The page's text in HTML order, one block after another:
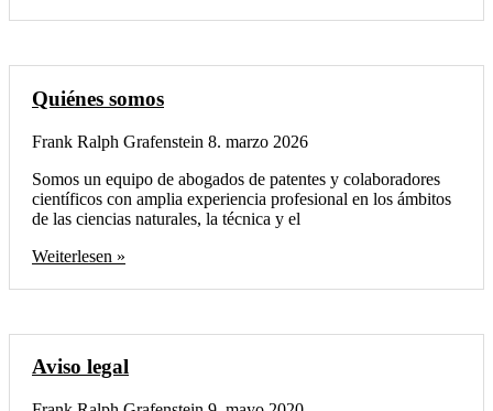
Quiénes somos
Frank Ralph Grafenstein 8. marzo 2026
Somos un equipo de abogados de patentes y colaboradores
científicos con amplia experiencia profesional en los ámbitos
de las ciencias naturales, la técnica y el
Weiterlesen »
Aviso legal